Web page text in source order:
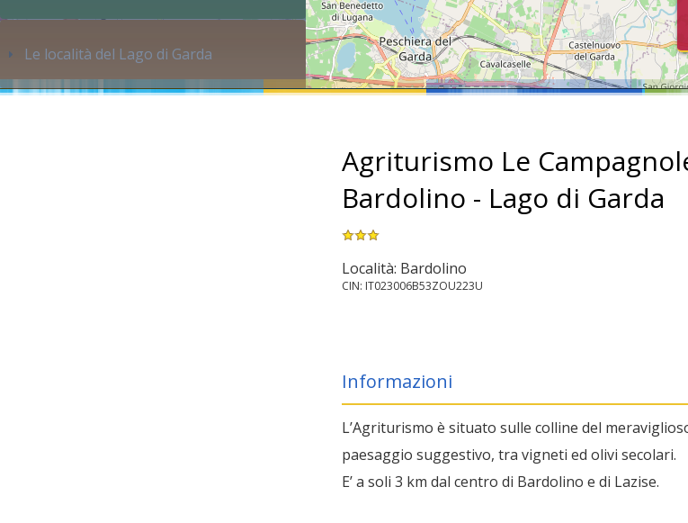
Le località del Lago di Garda
Agriturismo Le
Bardolino - Lago di Garda
Località: Bardolino
CIN: IT023006B53ZOU223U
Informazioni
L’Agriturismo è situato sulle colline del
paesaggio suggestivo, tra vigneti ed olivi secolari.
E’ a soli 3 km dal centro di Bardolino e di Lazise.